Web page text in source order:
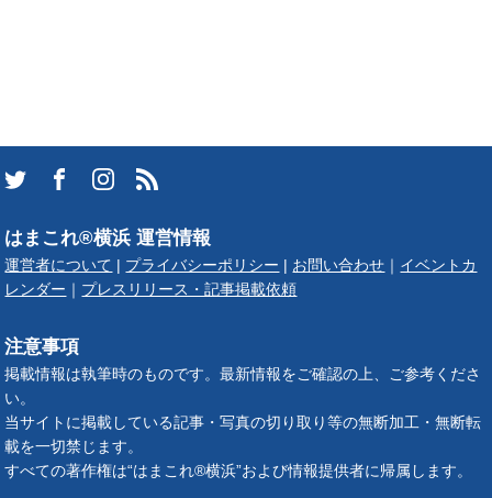
はまこれ®横浜 運営情報
運営者について | プライバシーポリシー | お問い合わせ ｜ イベントカ
レンダー ｜ プレスリリース・記事掲載依頼
注意事項
掲載情報は執筆時のものです。最新情報をご確認の上、ご参考くださ
い。
当サイトに掲載している記事・写真の切り取り等の無断加工・無断転
載を一切禁じます。
すべての著作権は“はまこれ®横浜”および情報提供者に帰属します。